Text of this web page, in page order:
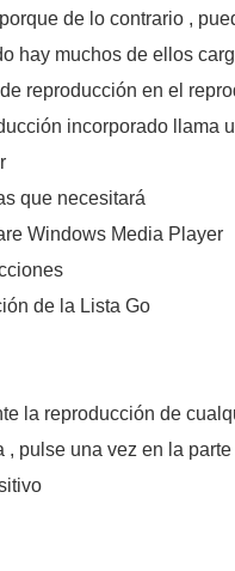
de lo contrario ,
hay muchos de ellos
de reproducción en el
incorporado llama
que necesitará
Windows Media Player
de la Lista Go
la reproducción de
, pulse una vez en la